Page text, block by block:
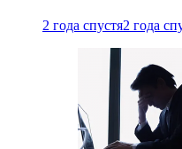
2 года спустя2 года